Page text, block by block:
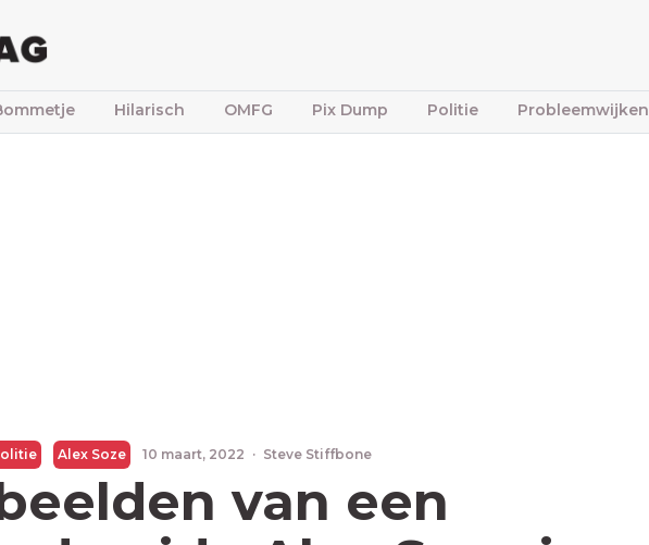
Hilarisch OMFG Pix Dump Politie Probleemwijken
Alex Soze 10 maart, 2022 · Steve Stiffbone
van een